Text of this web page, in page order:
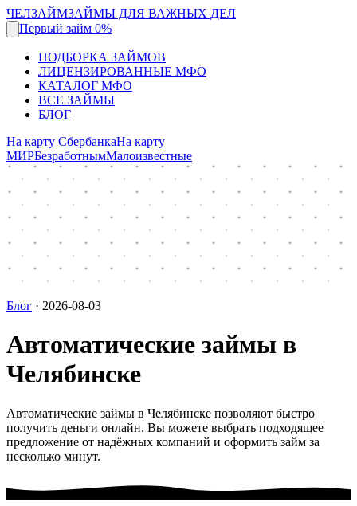
ЧЕЛЗАЙМЗАЙМЫ ДЛЯ ВАЖНЫХ ДЕЛ
Первый займ 0%
ПОДБОРКА ЗАЙМОВ
ЛИЦЕНЗИРОВАННЫЕ МФО
КАТАЛОГ МФО
ВСЕ ЗАЙМЫ
БЛОГ
На карту СбербанкаНа карту
МИРБезработнымМалоизвестные
Блог · 2026-08-03
Автоматические займы в
Челябинске
Автоматические займы в Челябинске позволяют быстро
получить деньги онлайн. Вы можете выбрать подходящее
предложение от надёжных компаний и оформить займ за
несколько минут.